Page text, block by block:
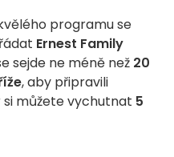
programu se
Ernest Family
sejde ne méně než 20
, aby připravili
si můžete vychutnat 5